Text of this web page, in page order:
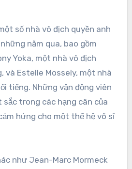
số nhà vô địch quyền anh
năm qua, bao gồm
Yoka, một nhà vô địch
và Estelle Mossely, một nhà
tiếng. Những vận động viên
sắc trong các hạng cân của
hứng cho một thế hệ võ sĩ
như Jean-Marc Mormeck